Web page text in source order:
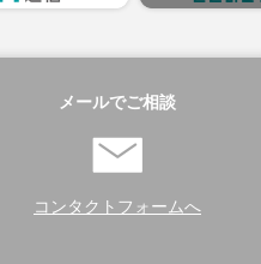
メールでご相談
コンタクトフォームへ